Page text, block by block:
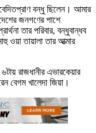
বন্ধু ছিলেন। আমার
জনগণের পাশে
তার পরিবার, বন্ধুবান্ধব
ওয়া তায়ালা তার আত্মার
রাজধানীর এভারকেয়ার
বেগম খালেদা জিয়া।